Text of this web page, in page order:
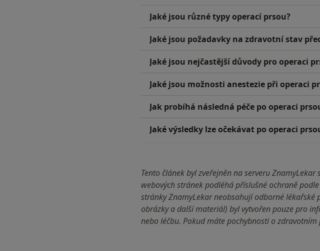
Jaké jsou různé typy operací prsou?
Jaké jsou požadavky na zdravotní stav
Jaké jsou nejčastější důvody pro operaci
Jaké jsou možnosti anestezie při operaci
Jak probíhá následná péče po operaci
Jaké výsledky lze očekávat po operaci
Tento článek byl zveřejněn na serveru
webových stránek podléhá příslušné ochraně
stránky ZnamyLekar neobsahují odborné
obrázky a další materiál) byl vytvořen pouze pro
nebo léčbu. Pokud máte pochybnosti o